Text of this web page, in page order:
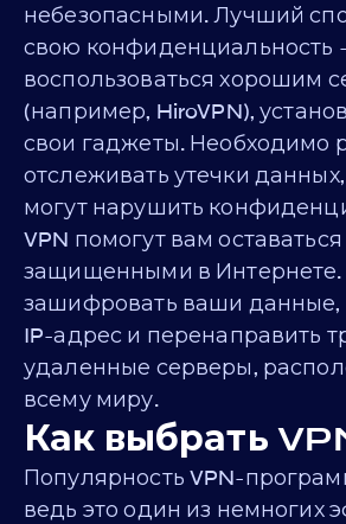
небезопасными. Лучший
свою конфиденциальность -
воспользоваться хорошим
(например, HiroVPN),
свои гаджеты. Необходимо
отслеживать утечки
могут нарушить
VPN помогут вам оставаться
защищенными в Интернете.
зашифровать ваши данные,
IP-адрес и перенаправить
удаленные серверы,
всему миру.
Как выбрать
Популярность VPN-
ведь это один из немногих